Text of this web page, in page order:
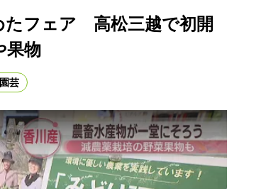
たフェア 高松三越で初開
果物
芸